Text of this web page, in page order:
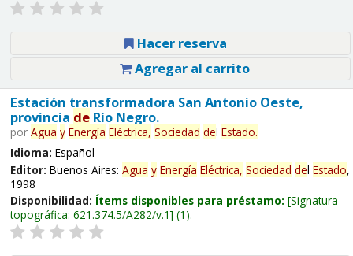
Hacer reserva
Agregar al carrito
Estación transformadora San Antonio Oeste,
provincia deRío Negro.
por Agua y Energía Eléctrica, Sociedad del Estado.
Idioma: Español
Editor: Buenos Aires: Agua y Energía Eléctrica, Sociedad del Estado,
1998
Disponibilidad: Ítems disponibles para préstamo: Signatura
topográfica: 621.374.5/A282/v.1 (1).